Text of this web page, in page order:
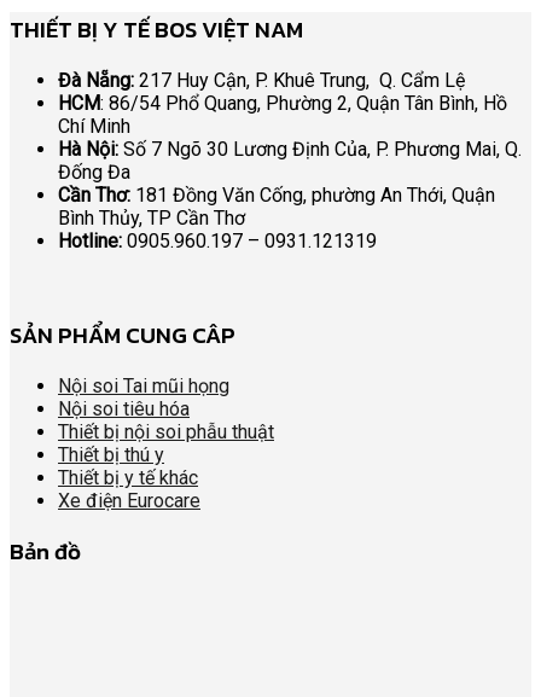
THIẾT BỊ Y TẾ BOS VIỆT NAM
Đà Nẵng: 217 Huy Cận, P. Khuê Trung, Q. Cẩm Lệ
HCM: 86/54 Phổ Quang, Phường 2, Quận Tân Bình, Hồ
Chí Minh
Hà Nội: Số 7 Ngõ 30 Lương Định Của, P. Phương Mai, Q.
Đống Đa
Cần Thơ: 181 Đồng Văn Cống, phường An Thới, Quận
Bình Thủy, TP Cần Thơ
Hotline: 0905.960.197 – 0931.121319
SẢN PHẨM CUNG CÂP
Nội soi Tai mũi họng
Nội soi tiêu hóa
Thiết bị nội soi phẫu thuật
Thiết bị thú y
Thiết bị y tế khác
Xe điện Eurocare
Bản đồ